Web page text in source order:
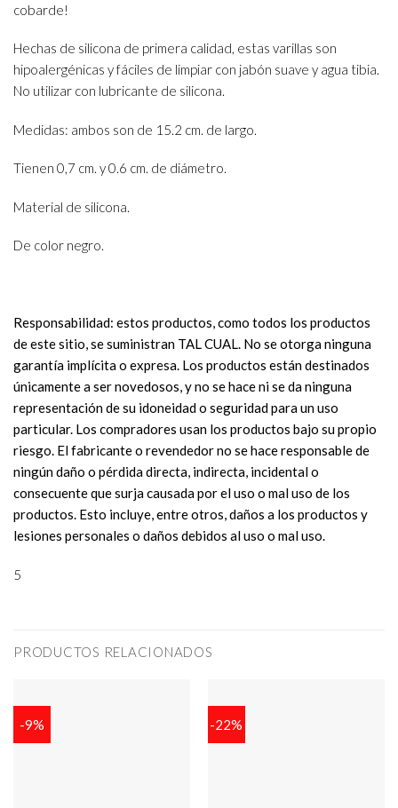
cobarde!
Hechas de silicona de primera calidad, estas varillas son
hipoalergénicas y fáciles de limpiar con jabón suave y agua tibia.
No utilizar con lubricante de silicona.
Medidas: ambos son de 15.2 cm. de largo.
Tienen 0,7 cm. y 0.6 cm. de diámetro.
Material de silicona.
De color negro.
Responsabilidad: estos productos, como todos los productos
de este sitio, se suministran TAL CUAL. No se otorga ninguna
garantía implícita o expresa. Los productos están destinados
únicamente a ser novedosos, y no se hace ni se da ninguna
representación de su idoneidad o seguridad para un uso
particular. Los compradores usan los productos bajo su propio
riesgo. El fabricante o revendedor no se hace responsable de
ningún daño o pérdida directa, indirecta, incidental o
consecuente que surja causada por el uso o mal uso de los
productos. Esto incluye, entre otros, daños a los productos y
lesiones personales o daños debidos al uso o mal uso.
5
PRODUCTOS RELACIONADOS
-9% -22%